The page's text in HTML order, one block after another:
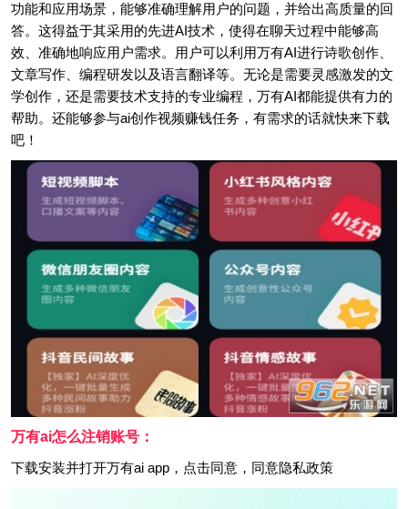
功能和应用场景，能够准确理解用户的问题，并给出高质量的回
答。这得益于其采用的先进AI技术，使得在聊天过程中能够高
效、准确地响应用户需求。用户可以利用万有AI进行诗歌创作、
文章写作、编程研发以及语言翻译等。无论是需要灵感激发的文
学创作，还是需要技术支持的专业编程，万有AI都能提供有力的
帮助。还能够参与ai创作视频赚钱任务，有需求的话就快来下载
吧！
万有ai怎么注销账号：
下载安装并打开万有ai app，点击同意，同意隐私政策